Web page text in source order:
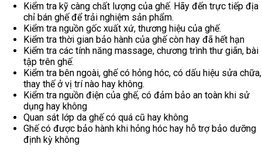
Kiểm tra kỹ càng chất lượng của ghế. Hãy đến trực tiếp địa
chỉ bán ghế để trải nghiệm sản phẩm.
Kiểm tra nguồn gốc xuất xứ, thương hiệu của ghế.
Kiểm tra thời gian bảo hành của ghế còn hay đã hết hạn
Kiểm tra các tính năng massage, chương trình thư giãn, bài
tập trên ghế.
Kiểm tra bên ngoài, ghế có hỏng hóc, có dấu hiệu sửa chữa,
thay thế ở vị trí nào hay không.
Kiểm tra nguồn điện của ghế, có đảm bảo an toàn khi sử
dụng hay không
Quan sát lớp da ghế có quá cũ hay không
Ghế có được bảo hành khi hỏng hóc hay hỗ trợ bảo dưỡng
định kỳ không